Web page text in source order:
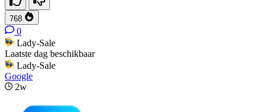
768
0
Lady-Sale
Laatste dag beschikbaar
Lady-Sale
Google
2w